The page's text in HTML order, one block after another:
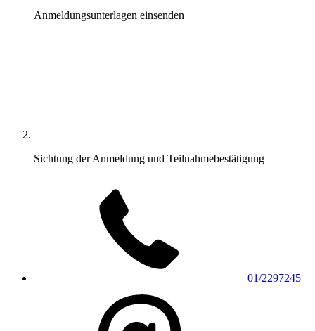
Anmeldungsunterlagen einsenden
Sichtung der Anmeldung und Teilnahmebestätigung
01/2297245